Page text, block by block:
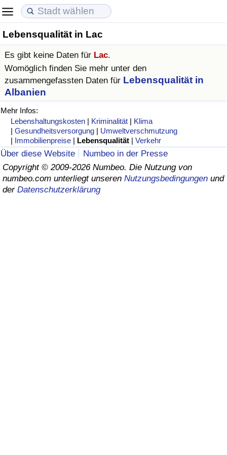
Lebensqualität in Lac
Es gibt keine Daten für Lac.
Womöglich finden Sie mehr unter den
zusammengefassten Daten für Lebensqualität in
Albanien
Mehr Infos:
Lebenshaltungskosten | Kriminalität | Klima
|Gesundheitsversorgung | Umweltverschmutzung
| Immobilienpreise | Lebensqualität |Verkehr
Über diese Website
Numbeo in der Presse
Copyright © 2009-2026 Numbeo. Die Nutzung von
numbeo.com unterliegt unseren Nutzungsbedingungen und
der Datenschutzerklärung
Lebenshaltungskosten
Lebenshaltungskosten-Index (aktuell)
Lebenshaltungskosten-Index
Lebenshaltungskosten-Index nach Land
in Akaba
Immobilienpreise
Immobilienpreis-Index (aktuell)
Immobilienpreis-Index
Immobilienpreis-Index nach Land
Lebensqualität
Lebensqualität-Index
Lebensqualität-Index (aktuell)
Lebensqualitätsindex nach Land
Kriminalität
Kriminalitäts-Index (aktuell)
Kriminalitäts-Index